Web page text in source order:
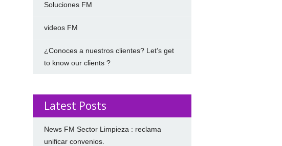
Soluciones FM
videos FM
¿Conoces a nuestros clientes? Let’s get
to know our clients ?
Latest Posts
News FM Sector Limpieza : reclama
unificar convenios.